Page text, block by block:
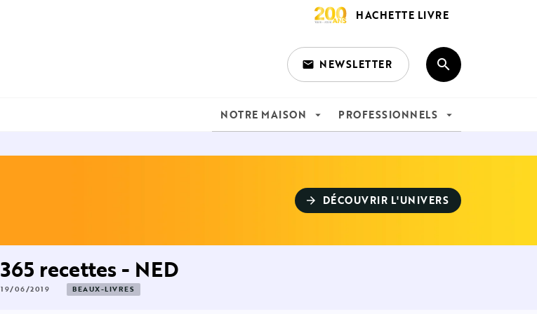
HACHETTE LIVRE
email NEWSLETTER search
NOTRE MAISON arrow_drop_down PROFESSIONNELS arrow_drop_down
arrow_forward DÉCOUVRIR L'UNIVERS
365 recettes - NED
19/06/2019 BEAUX-LIVRES